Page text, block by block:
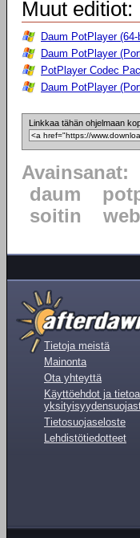
Muut editiot:
Daum PotPlayer (64-
Daum PotPlayer
PotPlayer Codec
Daum PotPlayer
Linkkaa tähän ohjelmaan
Avainsanat:
daum
soitin
Tietoja meistä
Mainonta
Ota yhteyttä
Käyttöehdot ja tietoa
Tietosuojaseloste
Lehdistötiedotteet